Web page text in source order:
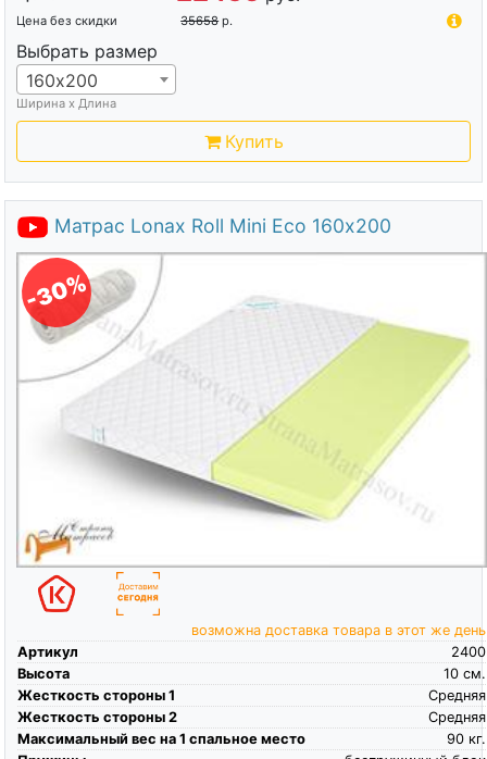
Цена без скидки 35658 р.
Выбрать размер
160х200
Ширина х Длина
Купить
Матрас Lonax Roll Mini Eco 160х200
-30%
возможна доставка товара в этот же день
Артикул
2400
Высота
см.
10
Жесткость стороны 1
Средняя
Жесткость стороны 2
Средняя
Максимальный вес на 1 спальное место
кг.
90